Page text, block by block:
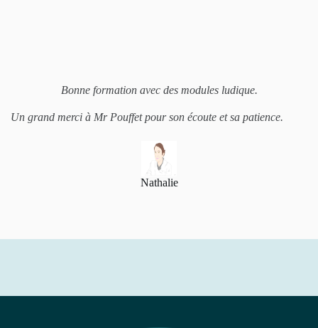
Bonne formation avec des modules ludique.
Un grand merci à Mr Pouffet pour son écoute et sa patience.
Nathalie